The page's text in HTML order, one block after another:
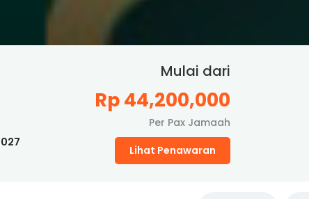
Mulai dari
Rp 44,200,000
Per Pax Jamaah
Lihat Penawaran